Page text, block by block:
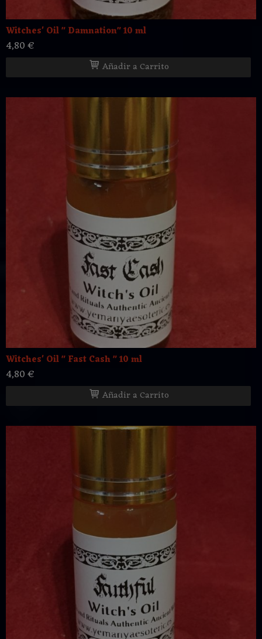
Witches' Oil " Damnation" 10 ml
4,80 €
Añadir a Carrito
Witches' Oil " Fast Cash " 10 ml
4,80 €
Añadir a Carrito